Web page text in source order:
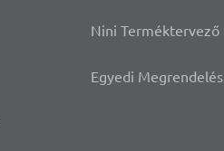
Nini Terméktervező
Egyedi Megrendelés